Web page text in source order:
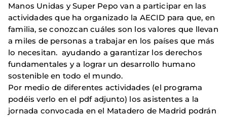
Manos Unidas y Super Pepo van a participar en las
actividades que ha organizado la AECID para que, en
familia, se conozcan cuáles son los valores que llevan
a miles de personas a trabajar en los países que más
lo necesitan. ayudando a garantizar los derechos
fundamentales y a lograr un desarrollo humano
sostenible en todo el mundo.
Por medio de diferentes actividades (el programa
podéis verlo en el pdf adjunto) los asistentes a la
jornada convocada en el Matadero de Madrid podrán